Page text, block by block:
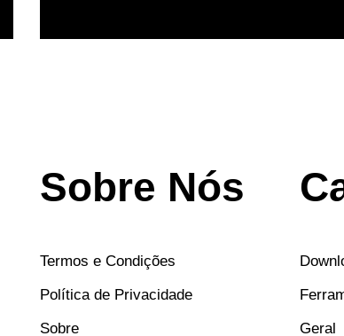
Sobre Nós
Termos e Condições
Política de Privacidade
Sobre
Geral